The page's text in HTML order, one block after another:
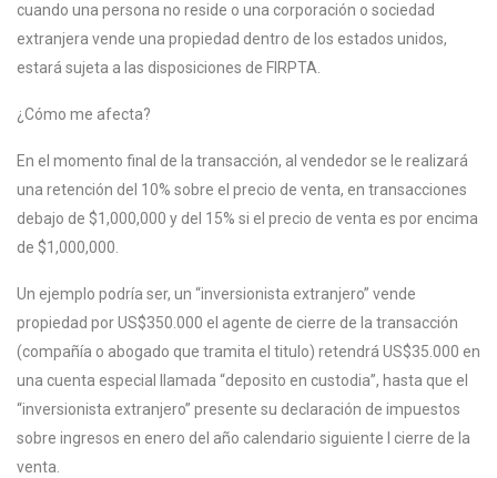
cuando una persona no reside o una corporación o sociedad
extranjera vende una propiedad dentro de los estados unidos,
estará sujeta a las disposiciones de FIRPTA.
¿Cómo me afecta?
En el momento final de la transacción, al vendedor se le realizará
una retención del 10% sobre el precio de venta, en transacciones
debajo de $1,000,000 y del 15% si el precio de venta es por encima
de $1,000,000.
Un ejemplo podría ser, un “inversionista extranjero” vende
propiedad por US$350.000 el agente de cierre de la transacción
(compañía o abogado que tramita el titulo) retendrá US$35.000 en
una cuenta especial llamada “deposito en custodia”, hasta que el
“inversionista extranjero” presente su declaración de impuestos
sobre ingresos en enero del año calendario siguiente l cierre de la
venta.